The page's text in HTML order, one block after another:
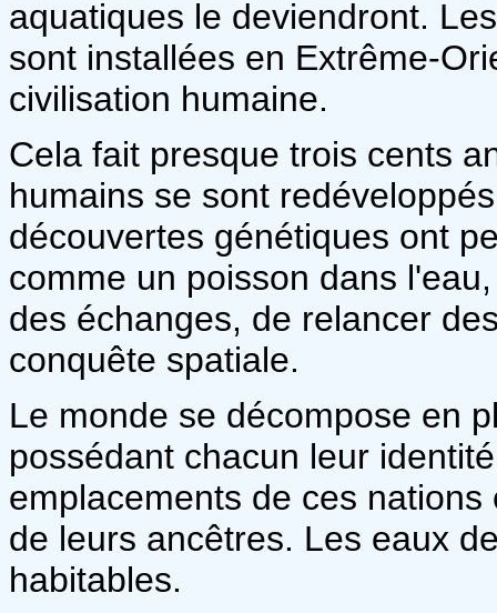
aquatiques le deviendront.
sont installées en Extrême-
civilisation humaine.
Cela fait presque trois cents
humains se sont
découvertes génétiques ont
comme un poisson dans
des échanges, de relancer
conquête spatiale.
Le monde se décompose en
possédant chacun leur
emplacements de ces
de leurs ancêtres. Les eaux
habitables.